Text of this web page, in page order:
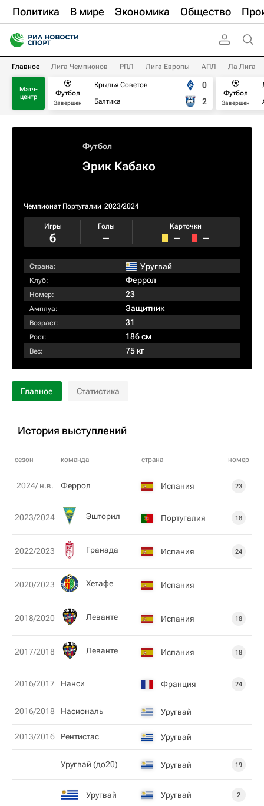
Политика В мире Экономика Общество
Главное Лига Чемпионов РПЛ Лига Европы АПЛ Ла Лига
Матч-
центр
Футбол
Завершен
Крылья Советов
Балтика
0
2
Футбол
Завершен
Футбол
Эрик Кабако
Чемпионат Португалии 2023/2024
Игры
6
Голы
–
Карточки
– –
Страна: Уругвай
Клуб: Феррол
Номер: 23
Амплуа: Защитник
Возраст: 31
Рост: 186 см
Вес: 75 кг
Главное Статистика
История выступлений
сезон команда страна номер
2024/ н.в. Феррол Испания 23
2023/2024 Эшторил Португалия 18
2022/2023 Гранада Испания 24
2020/2023 Хетафе Испания
2018/2020 Леванте Испания 18
2017/2018 Леванте Испания 18
2016/2017 Нанси Франция 24
2016/2018 Насиональ Уругвай
2013/2016 Рентистас Уругвай
Уругвай (до20) Уругвай 19
Уругвай Уругвай 2